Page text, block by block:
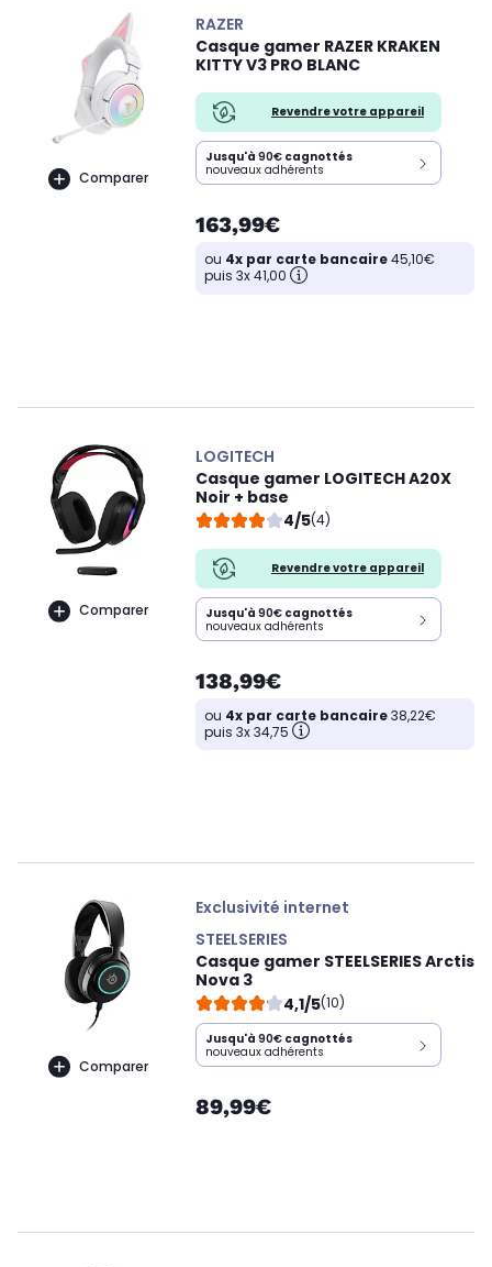
Comparer
RAZER
Casque gamer RAZER KRAKEN
KITTY V3 PRO BLANC
Revendre votre appareil
Jusqu'à 90€ cagnottés
nouveaux adhérents
163,99€
ou 4x par carte bancaire45,10€
puis 3x 41,00
Comparer
LOGITECH
Casque gamer LOGITECH A20X
Noir + base
4/5(4)
Revendre votre appareil
Jusqu'à 90€ cagnottés
nouveaux adhérents
138,99€
ou 4x par carte bancaire38,22€
puis 3x 34,75
Comparer
Exclusivité internet
STEELSERIES
Casque gamer STEELSERIES Arctis
Nova 3
4,1/5(10)
Jusqu'à 90€ cagnottés
nouveaux adhérents
89,99€